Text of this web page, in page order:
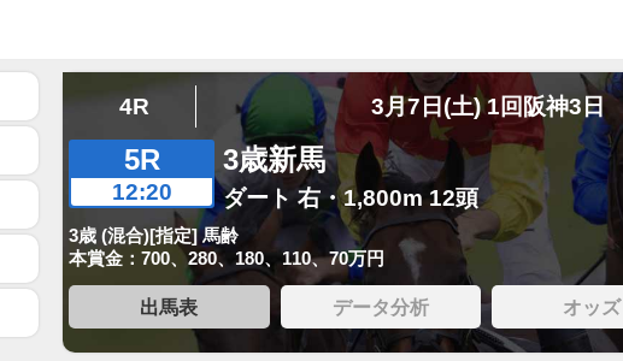
4R 3月7日(土) 1回阪神3日
5R
12:20
3歳新馬
ダート 右・1,800m 12頭
3歳 (混合)[指定] 馬齢
本賞金：700、280、180、110、70万円
出馬表 データ分析 オッズ